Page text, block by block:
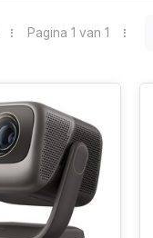
Pagina 1 van 1